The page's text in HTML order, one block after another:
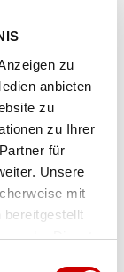
zu
anbieten
zu
zu Ihrer
für
Unsere
mit
bereitgestellt
der Dienste